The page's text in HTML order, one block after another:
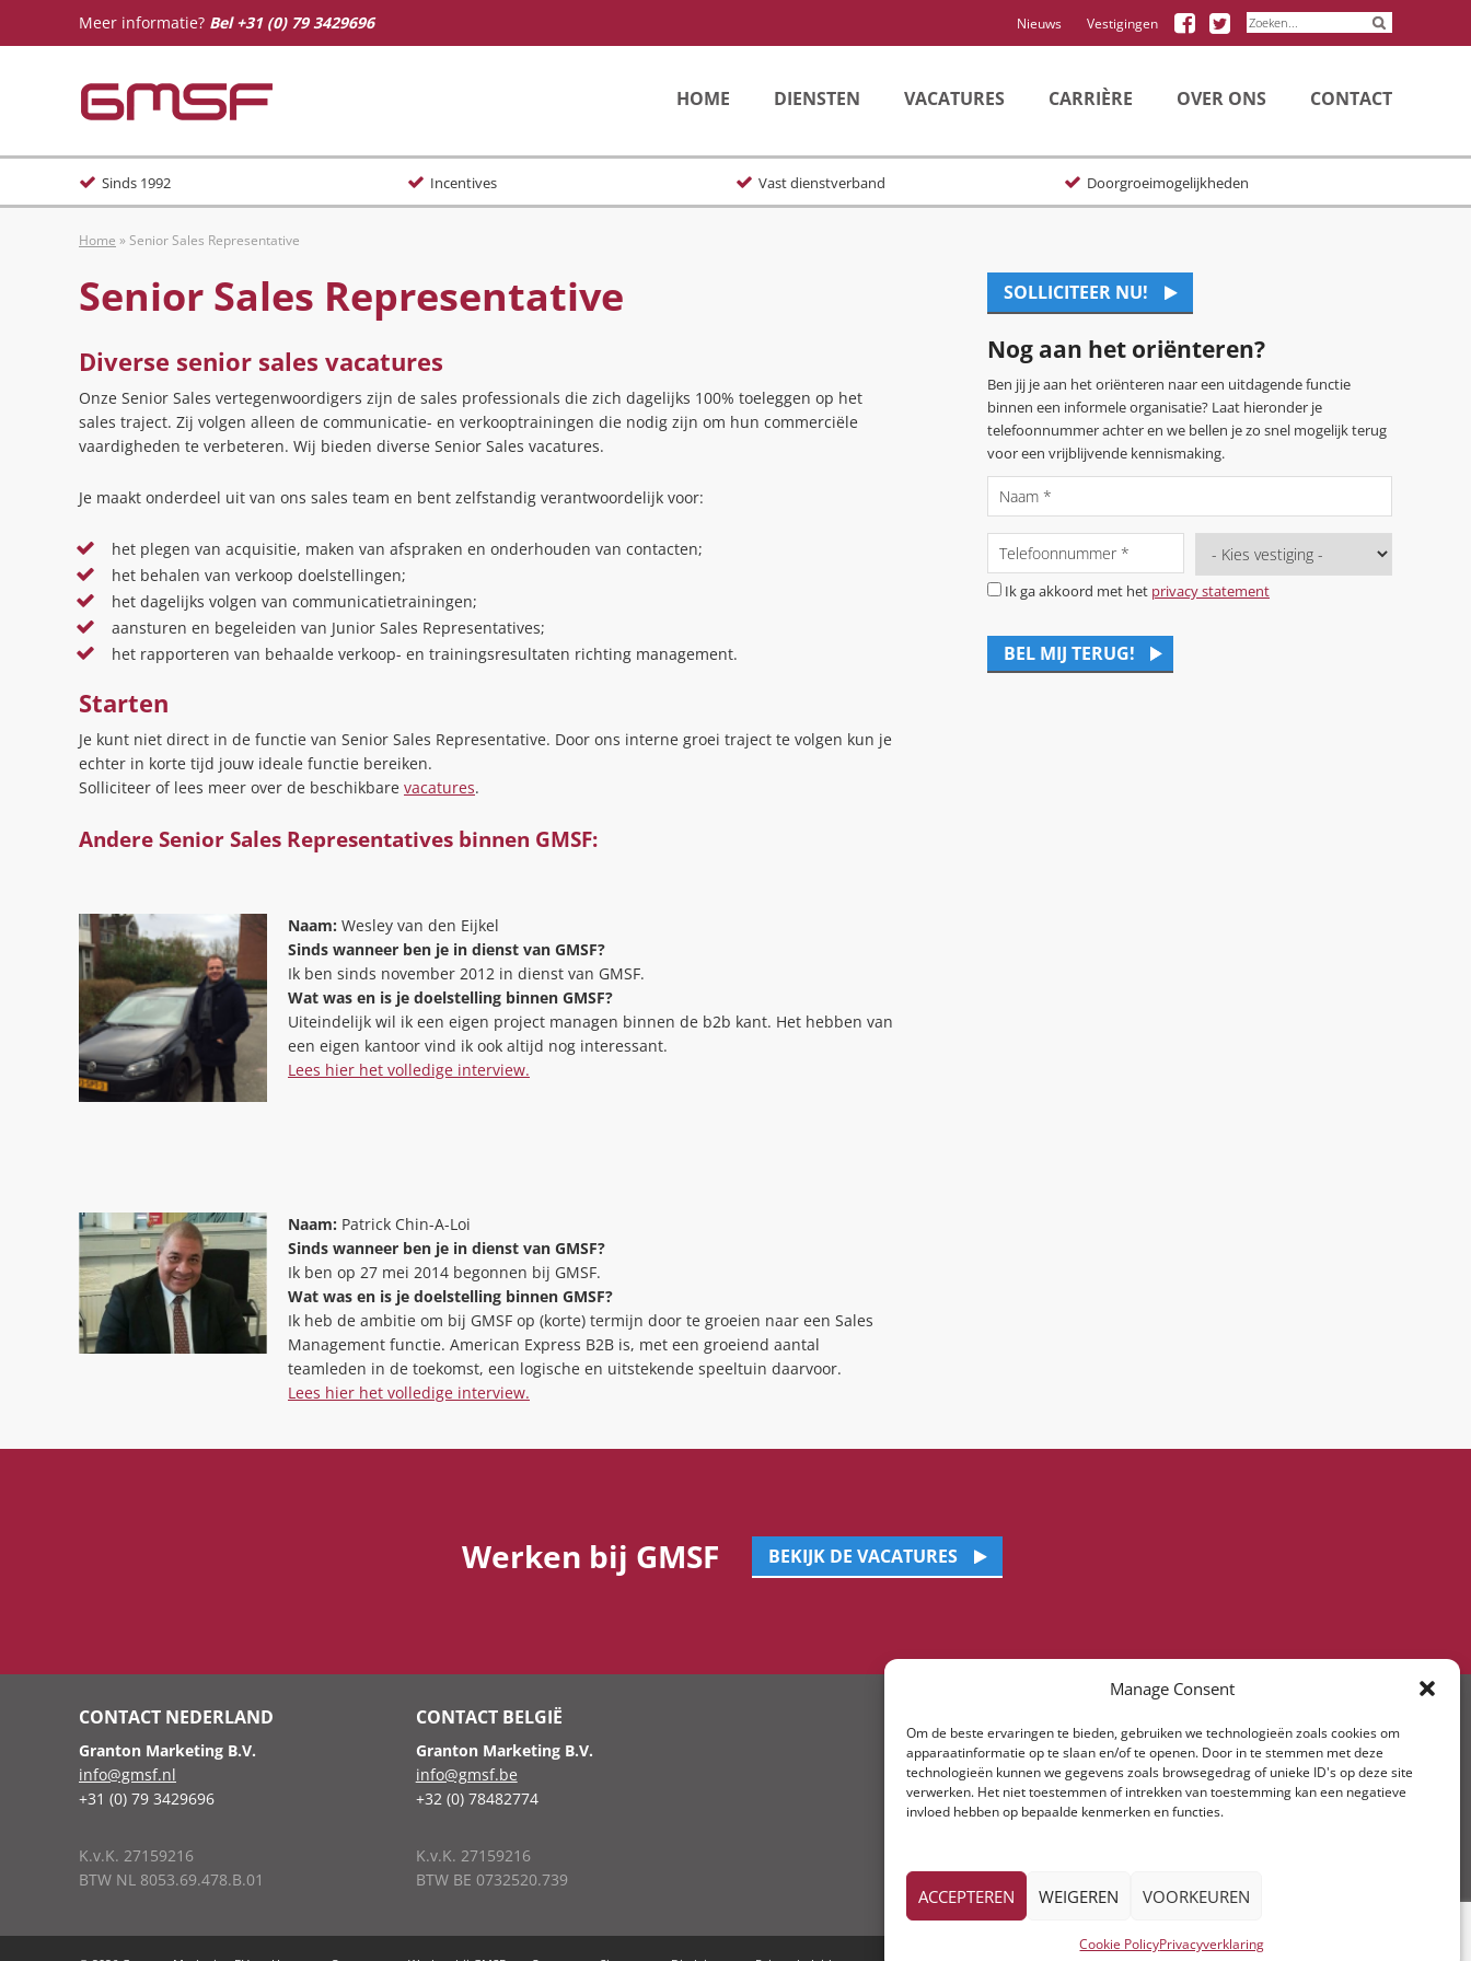
Manage Consent
Om de beste ervaringen te bieden, gebruiken we technologieën zoals cookies om
apparaatinformatie op te slaan en/of te openen. Door in te stemmen met deze
technologieën kunnen we gegevens zoals browsegedrag of unieke ID's op deze site
verwerken. Het niet toestemmen of intrekken van toestemming kan een negatieve
invloed hebben op bepaalde kenmerken en functies.
ACCEPTEREN WEIGEREN VOORKEUREN
Cookie PolicyPrivacyverklaring
Meer informatie? Bel+31 (0) 79 3429696 Volg
Granton
Volg
Granton
Nieuws Vestigingen
HOME DIENSTEN VACATURES CARRIÈRE OVER ONS CONTACT
Sinds 1992 Incentives Vast dienstverband Doorgroeimogelijkheden
Home »Senior Sales Representative
Senior Sales Representative
Diverse senior sales vacatures
Onze Senior Sales vertegenwoordigers zijn de sales professionals die zich dagelijks 100% toeleggen op het
sales traject. Zij volgen alleen de communicatie- en verkooptrainingen die nodig zijn om hun commerciële
vaardigheden te verbeteren. Wij bieden diverse Senior Sales vacatures.
Je maakt onderdeel uit van ons sales team en bent zelfstandig verantwoordelijk voor:
het plegen van acquisitie, maken van afspraken en onderhouden van contacten;
het behalen van verkoop doelstellingen;
het dagelijks volgen van communicatietrainingen;
aansturen en begeleiden van Junior Sales Representatives;
het rapporteren van behaalde verkoop- en trainingsresultaten richting management.
Starten
Je kunt niet direct in de functie van Senior Sales Representative. Door ons interne groei traject te volgen kun je
echter in korte tijd jouw ideale functie bereiken.
Solliciteer of lees meer over de beschikbare vacatures.
Andere Senior Sales Representatives binnen GMSF:
Naam: Wesley van den Eijkel
Sinds wanneer ben je in dienst van GMSF?
Ik ben sinds november 2012 in dienst van GMSF.
Wat was en is je doelstelling binnen GMSF?
Uiteindelijk wil ik een eigen project managen binnen de b2b kant. Het hebben van
een eigen kantoor vind ik ook altijd nog interessant.
Lees hier het volledige interview.
Naam: Patrick Chin-A-Loi
Sinds wanneer ben je in dienst van GMSF?
Ik ben op 27 mei 2014 begonnen bij GMSF.
Wat was en is je doelstelling binnen GMSF?
Ik heb de ambitie om bij GMSF op (korte) termijn door te groeien naar een Sales
Management functie. American Express B2B is, met een groeiend aantal
teamleden in de toekomst, een logische en uitstekende speeltuin daarvoor.
Lees hier het volledige interview.
SOLLICITEER NU!
Nog aan het oriënteren?
Ben jij je aan het oriënteren naar een uitdagende functie
binnen een informele organisatie? Laat hieronder je
telefoonnummer achter en we bellen je zo snel mogelijk terug
voor een vrijblijvende kennismaking.
Ik ga akkoord met het privacy statement
Werken bij GMSF BEKIJK DE VACATURES
CONTACT NEDERLAND
Granton Marketing B.V.
info@gmsf.nl
+31 (0) 79 3429696
K.v.K. 27159216
BTW NL 8053.69.478.B.01
CONTACT BELGIË
Granton Marketing B.V.
info@gmsf.be
+32 (0) 78482774
K.v.K. 27159216
BTW BE 0732520.739